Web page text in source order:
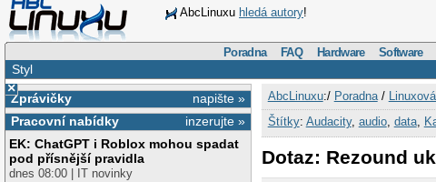
AbcLinuxu hledá autory!
Poradna FAQ Hardware Software
Styl
×
napište »
Zprávičky
inzerujte »
Pracovní nabídky
EK: ChatGPT i Roblox mohou spadat
pod přísnější pravidla
dnes 08:00 | IT novinky
AbcLinuxu:/ Poradna/
Štítky: Audacity, audio, data,
Dotaz: Rezound